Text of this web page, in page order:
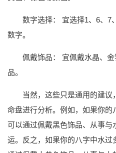
数字选择： 宜选择1、6、7
数字。
佩戴饰品： 宜佩戴水晶、
品。
当然，这些只是通用的建
命盘进行分析。例如，如果你的
可以通过佩戴黑色饰品、从事与
运。反之，如果你的八字中水过